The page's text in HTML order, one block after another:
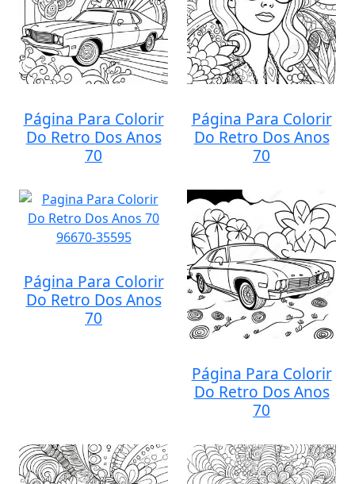
Página Para Colorir
Do Retro Dos Anos
70
Página Para Colorir
Do Retro Dos Anos
70
Página Para Colorir
Do Retro Dos Anos
70
Página Para Colorir
Do Retro Dos Anos
70